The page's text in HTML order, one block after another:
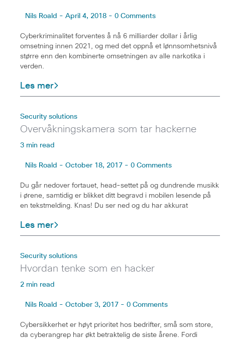
Nils Roald - April 4, 2018 - 0 Comments
Cyberkriminalitet forventes å nå 6 milliarder dollar i årlig
omsetning innen 2021, og med det oppnå et lønnsomhetsnivå
større enn den kombinerte omsetningen av alle narkotika i
verden.
Les mer
Security solutions
Overvåkningskamera som tar hackerne
3 min read
Nils Roald - October 18, 2017 - 0 Comments
Du går nedover fortauet, head-settet på og dundrende musikk
i ørene, samtidig er blikket ditt begravd i mobilen lesende på
en tekstmelding. Knas! Du ser ned og du har akkurat
Les mer
Security solutions
Hvordan tenke som en hacker
2 min read
Nils Roald - October 3, 2017 - 0 Comments
Cybersikkerhet er høyt prioritet hos bedrifter, små som store,
da cyberangrep har økt betraktelig de siste årene. Fordi